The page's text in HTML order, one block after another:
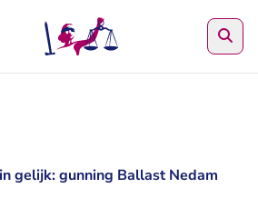
gelijk: gunning Ballast Nedam